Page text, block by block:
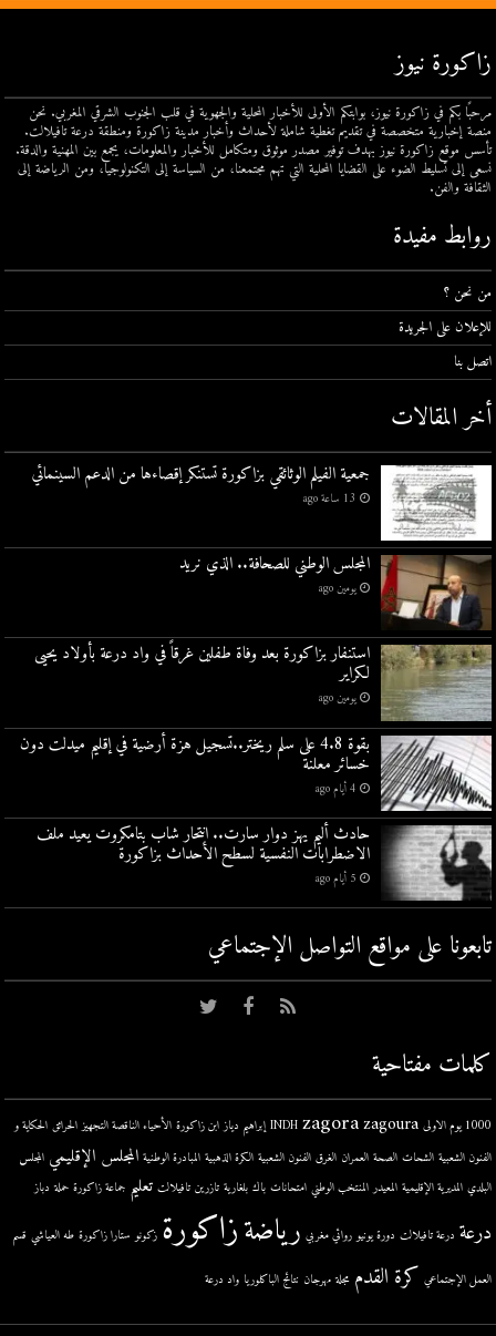
زاكورة نيوز
مرحبًا بكم في زاكورة نيوز، بوابتكم الأولى للأخبار المحلية والجهوية في قلب الجنوب الشرقي المغربي. نحن
منصة إخبارية متخصصة في تقديم تغطية شاملة لأحداث وأخبار مدينة زاكورة ومنطقة درعة تافيلالت.
تأسس موقع زاكورة نيوز بهدف توفير مصدر موثوق ومتكامل للأخبار والمعلومات، يجمع بين المهنية والدقة.
نسعى إلى تسليط الضوء على القضايا المحلية التي تهم مجتمعنا، من السياسة إلى التكنولوجيا، ومن الرياضة إلى
الثقافة والفن.
روابط مفيدة
من نحن ؟
للإعلان على الجريدة
اتصل بنا
أخر المقالات
جمعية الفيلم الوثائقي بزاكورة تستنكر إقصاءها من الدعم السينمائي
13 ساعة ago
المجلس الوطني للصحافة.. الذي نريد
يومين ago
استنفار بزاكورة بعد وفاة طفلين غرقاً في واد درعة بأولاد يحيى
لكراير
يومين ago
بقوة 4.8 على سلم ريختر..تسجيل هزة أرضية في إقليم ميدلت دون
خسائر معلنة
4 أيام ago
حادث أليم يهز دوار سارت.. انتحار شاب بتامكروت يعيد ملف
الاضطرابات النفسية لسطح الأحداث بزاكورة
5 أيام ago
تابعونا على مواقع التواصل اﻹجتماعي
كلمات مفتاحية
1000 يوم الاولى INDH zagora zagoura إبراهيم دياز ابن زاكورة الأحياء الناقصة التجهيز الحرائق الحكاية و
الفنون الشعبية الشحات الصحة العمران الغرق الفنون الشعبية الكرة الذهبية المبادرة الوطنية المجلس الإقليمي المجلس
البلدي المديرية الإقليمية المعيدر المنتخب الوطني امتحانات باك بلغارية تازرين تافيلالت تعليم جماعة زاكورة حملة دباز
درعة درعة تافيلالت دورة يونيو روائي مغربي رياضةزاكورة زكونو ستارا زاكورة طه العياشي قسم
العمل الإجتماعي كرة القدم مجلة مهرجان نتائج الباكلوريا واد درعة